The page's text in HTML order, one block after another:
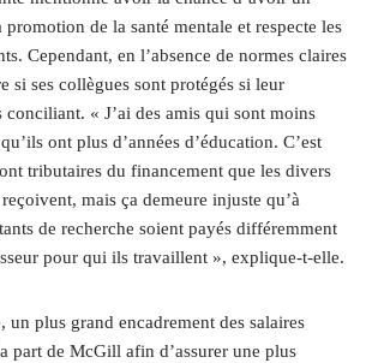
de la santé mentale et respecte les
Cependant, en l’absence de normes claires
si ses collègues sont protégés si leur
« J’ai des amis qui sont moins
ont plus d’années d’éducation. C’est
tributaires du financement que les divers
mais ça demeure injuste qu’à
de recherche soient payés différemment
pour qui ils travaillent », explique-t-elle.
un plus grand encadrement des salaires
part de McGill afin d’assurer une plus